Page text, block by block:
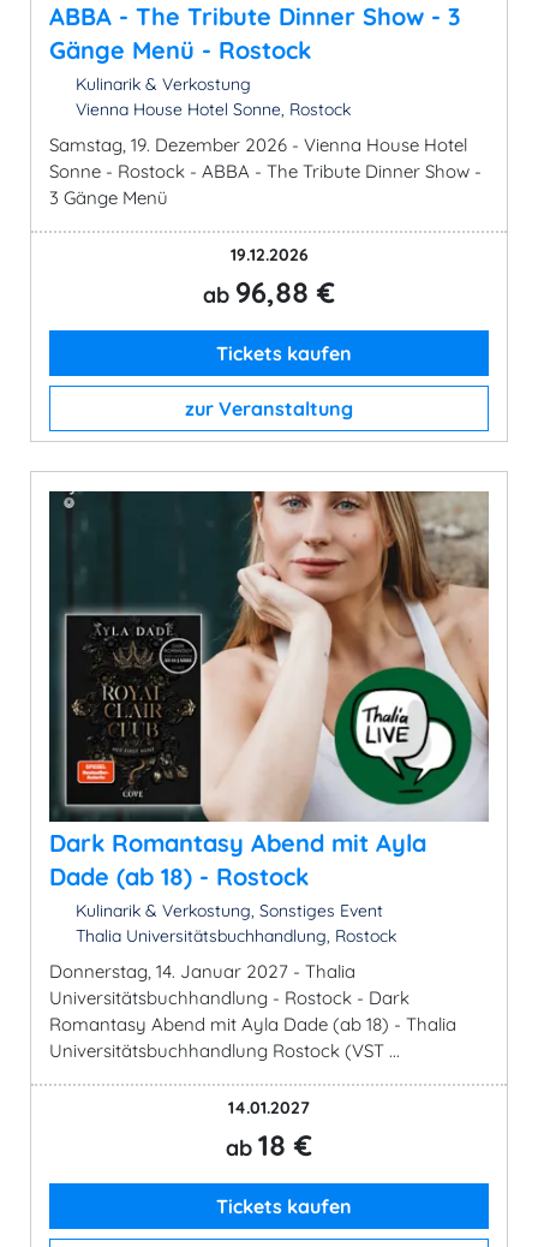
ABBA - The Tribute Dinner Show - 3
Gänge Menü - Rostock
Kulinarik & Verkostung
Vienna House Hotel Sonne, Rostock
Samstag, 19. Dezember 2026 - Vienna House Hotel
Sonne - Rostock - ABBA - The Tribute Dinner Show -
3 Gänge Menü
19.12.2026
ab 96,88 €
Tickets kaufen
zur Veranstaltung
Dark Romantasy Abend mit Ayla
Dade (ab 18) - Rostock
Kulinarik & Verkostung, Sonstiges Event
Thalia Universitätsbuchhandlung, Rostock
Donnerstag, 14. Januar 2027 - Thalia
Universitätsbuchhandlung - Rostock - Dark
Romantasy Abend mit Ayla Dade (ab 18) - Thalia
Universitätsbuchhandlung Rostock (VST ...
14.01.2027
ab 18 €
Tickets kaufen